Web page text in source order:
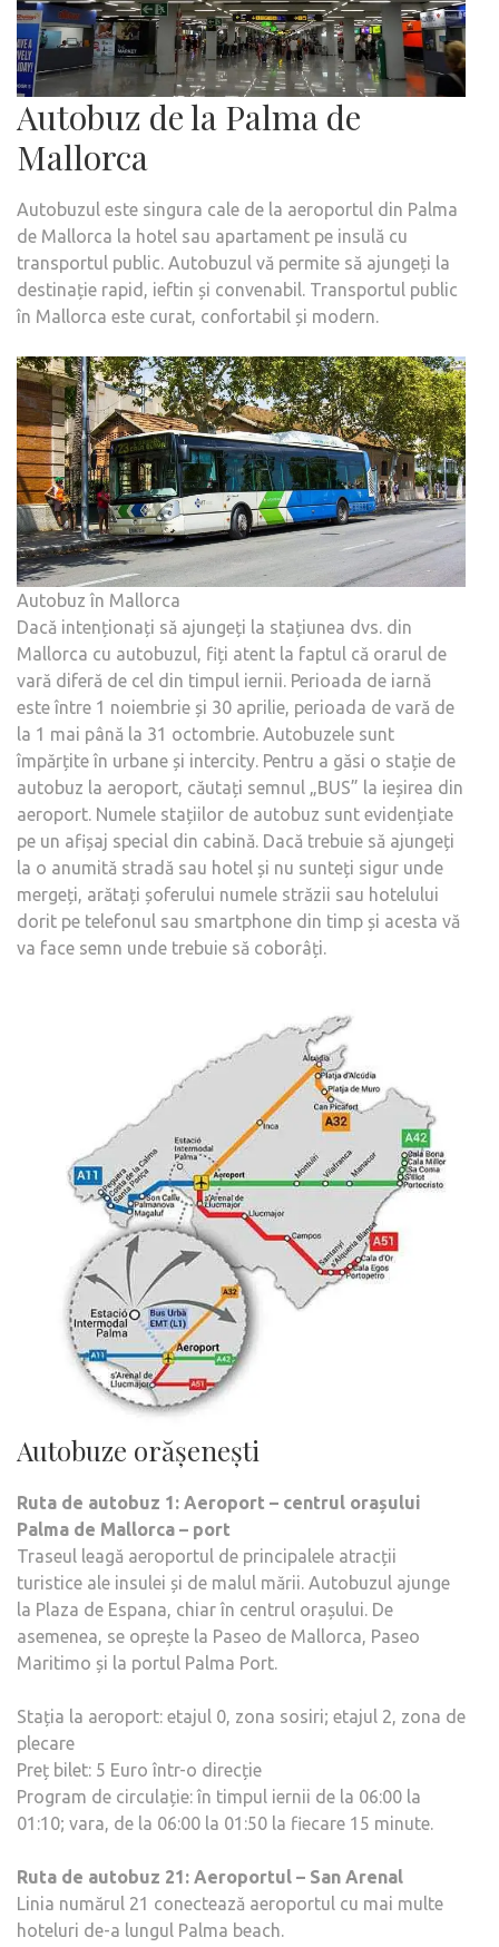
Autobuz de la Palma de
Mallorca
Autobuzul este singura cale de la aeroportul din Palma
de Mallorca la hotel sau apartament pe insulă cu
transportul public. Autobuzul vă permite să ajungeți la
destinație rapid, ieftin și convenabil. Transportul public
în Mallorca este curat, confortabil și modern.
Autobuz în Mallorca
Dacă intenționați să ajungeți la stațiunea dvs. din
Mallorca cu autobuzul, fiți atent la faptul că orarul de
vară diferă de cel din timpul iernii. Perioada de iarnă
este între 1 noiembrie și 30 aprilie, perioada de vară de
la 1 mai până la 31 octombrie. Autobuzele sunt
împărțite în urbane și intercity. Pentru a găsi o stație de
autobuz la aeroport, căutați semnul „BUS” la ieșirea din
aeroport. Numele stațiilor de autobuz sunt evidențiate
pe un afișaj special din cabină. Dacă trebuie să ajungeți
la o anumită stradă sau hotel și nu sunteți sigur unde
mergeți, arătați șoferului numele străzii sau hotelului
dorit pe telefonul sau smartphone din timp și acesta vă
va face semn unde trebuie să coborâți.
Autobuze orășenești
Ruta de autobuz 1: Aeroport – centrul orașului
Palma de Mallorca – port
Traseul leagă aeroportul de principalele atracții
turistice ale insulei și de malul mării. Autobuzul ajunge
la Plaza de Espana, chiar în centrul orașului. De
asemenea, se oprește la Paseo de Mallorca, Paseo
Maritimo și la portul Palma Port.
Stația la aeroport: etajul 0, zona sosiri; etajul 2, zona de
plecare
Preț bilet: 5 Euro într-o direcție
Program de circulație: în timpul iernii de la 06:00 la
01:10; vara, de la 06:00 la 01:50 la fiecare 15 minute.
Ruta de autobuz 21: Aeroportul – San Arenal
Linia numărul 21 conectează aeroportul cu mai multe
hoteluri de-a lungul Palma beach.